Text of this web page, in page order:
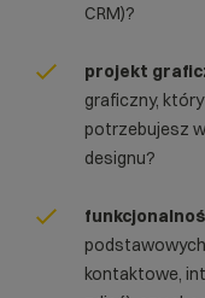
CRM)?
projekt
graficzny,
potrzebujesz
designu?
kontaktowe,